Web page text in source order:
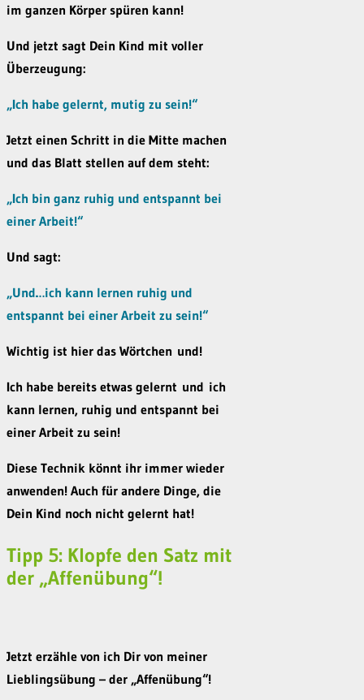
im ganzen Körper spüren kann!
Und jetzt sagt Dein Kind mit voller
Überzeugung:
„Ich habe gelernt, mutig zu sein!“
Jetzt einen Schritt in die Mitte machen
und das Blatt stellen auf dem steht:
„Ich bin ganz ruhig und entspannt bei
einer Arbeit!“
Und sagt:
„Und…ich kann lernen ruhig und
entspannt bei einer Arbeit zu sein!“
Wichtig ist hier das Wörtchen und!
Ich habe bereits etwas gelernt und ich
kann lernen, ruhig und entspannt bei
einer Arbeit zu sein!
Diese Technik könnt ihr immer wieder
anwenden! Auch für andere Dinge, die
Dein Kind noch nicht gelernt hat!
Tipp 5: Klopfe den Satz mit
der „Affenübung“!
Jetzt erzähle von ich Dir von meiner
Lieblingsübung – der „Affenübung“!